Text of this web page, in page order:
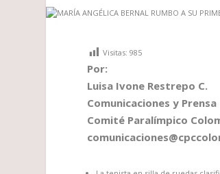
Visitas: 985
Por:
Luisa Ivone Restrepo C.
Comunicaciones y Prensa
Comité Paralímpico